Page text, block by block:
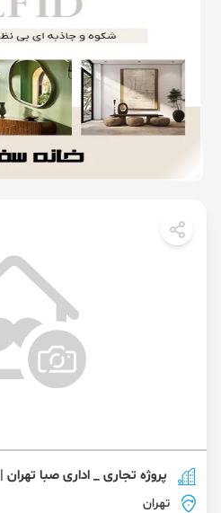
پروژه تجاری _ اداری صبا تهران | Saba Tehran
تهران